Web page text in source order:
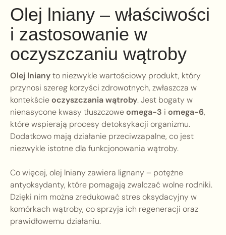
Olej lniany – właściwości
i zastosowanie w
oczyszczaniu wątroby
Olej lnianyto niezwykle wartościowy produkt, który
przynosi szereg korzyści zdrowotnych, zwłaszcza w
kontekścieoczyszczania wątroby. Jest bogaty w
nienasycone kwasy tłuszczoweomega-3 i omega-6,
które wspierają procesy detoksykacji organizmu.
Dodatkowo mają działanie przeciwzapalne, co jest
niezwykle istotne dla funkcjonowania wątroby.
Co więcej, olej lniany zawiera lignany – potężne
antyoksydanty, które pomagają zwalczać wolne rodniki.
Dzięki nim można zredukować stres oksydacyjny w
komórkach wątroby, co sprzyja ich regeneracji oraz
prawidłowemu działaniu.